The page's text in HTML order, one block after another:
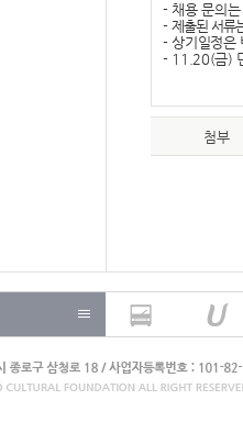
- 채용 문의
-제출된 서류
-상기일정은
- 11.20(금)
첨부